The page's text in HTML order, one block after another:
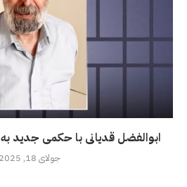
ابوالفضل قدیانی با حکمی جدید به ۱۰ ماه زندان محکوم...
جولای 18, 2025